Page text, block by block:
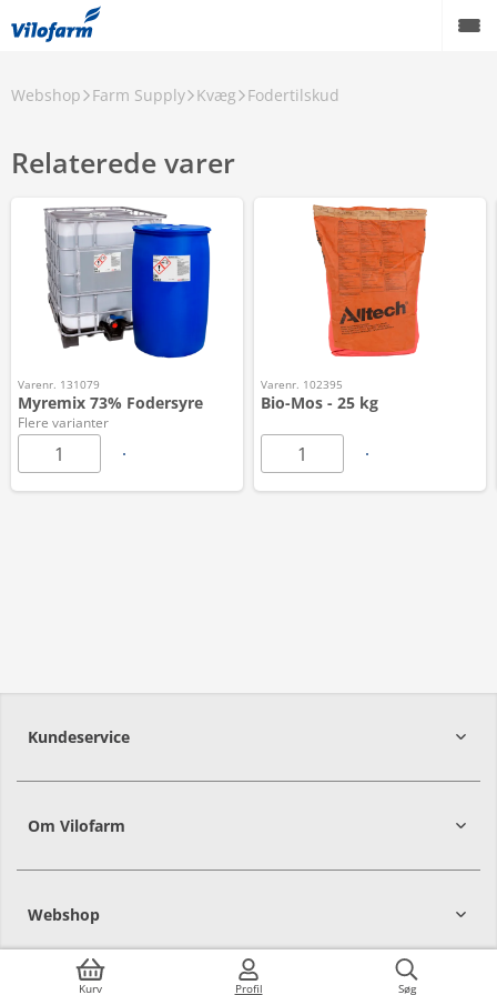
Kurv Profil Søg
Webshop Farm Supply Kvæg Fodertilskud
Relaterede varer
Varenr. 131079
Myremix 73% Fodersyre
Flere varianter
Varenr. 102395
Bio-Mos - 25 kg
Kundeservice
Om Vilofarm
Webshop